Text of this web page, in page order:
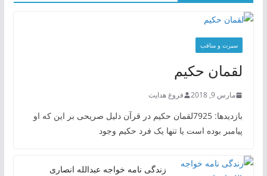
سیرت و منافب
لقمان حکیم
مارس 9, 2018 فروغ هدایت
بازدیدها: 7925لقمان حکیم در قرآن دلیل صریحی بر این که او
پیامبر بوده است یا تنها یک فرد حکیم وجود
زندگی نامه خواجه عبدالله انصاری